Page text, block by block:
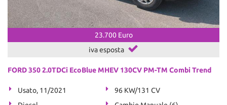
23.700 Euro
iva esposta
FORD 350 2.0TDCi EcoBlue MHEV 130CV PM-TM Combi Trend
Usato, 11/2021
96 KW/131 CV